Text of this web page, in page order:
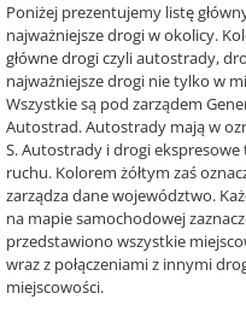
Poniżej prezentujemy listę
najważniejsze drogi w okolicy.
główne drogi czyli autostrady,
najważniejsze drogi nie tylko w
Wszystkie są pod zarządem
Autostrad. Autostrady mają w
S. Autostrady i drogi
ruchu. Kolorem żółtym zaś
zarządza dane województwo.
na mapie samochodowej
przedstawiono wszystkie
wraz z połączeniami z innymi
miejscowości.